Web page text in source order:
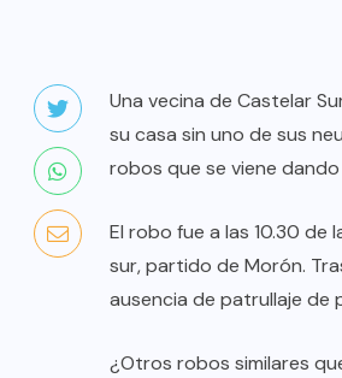
Una vecina de Castelar
su casa sin uno de sus
robos que se viene
El robo fue a las 10.30 de
sur, partido de Morón.
ausencia de patrullaje de
¿Otros robos similares